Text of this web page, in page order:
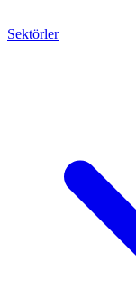
Sektörler